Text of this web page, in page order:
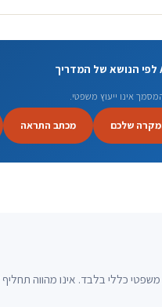
אינו ייעוץ משפטי.
שלכם מכתב התראה
כללי בלבד. אינו מהווה תחליף